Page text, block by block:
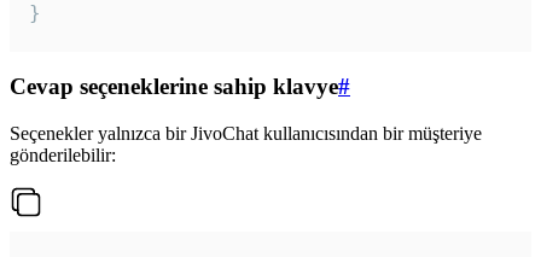
}
Cevap seçeneklerine sahip klavye#
Seçenekler yalnızca bir JivoChat kullanıcısından bir müşteriye
gönderilebilir: